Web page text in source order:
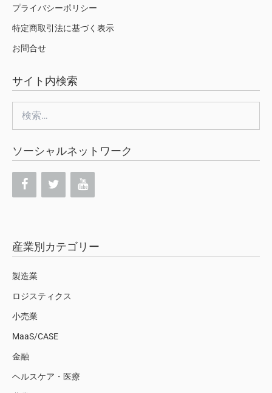
プライバシーポリシー
特定商取引法に基づく表示
お問合せ
サイト内検索
索:
ソーシャルネットワーク
産業別カテゴリー
製造業
ロジスティクス
小売業
MaaS/CASE
金融
ヘルスケア・医療